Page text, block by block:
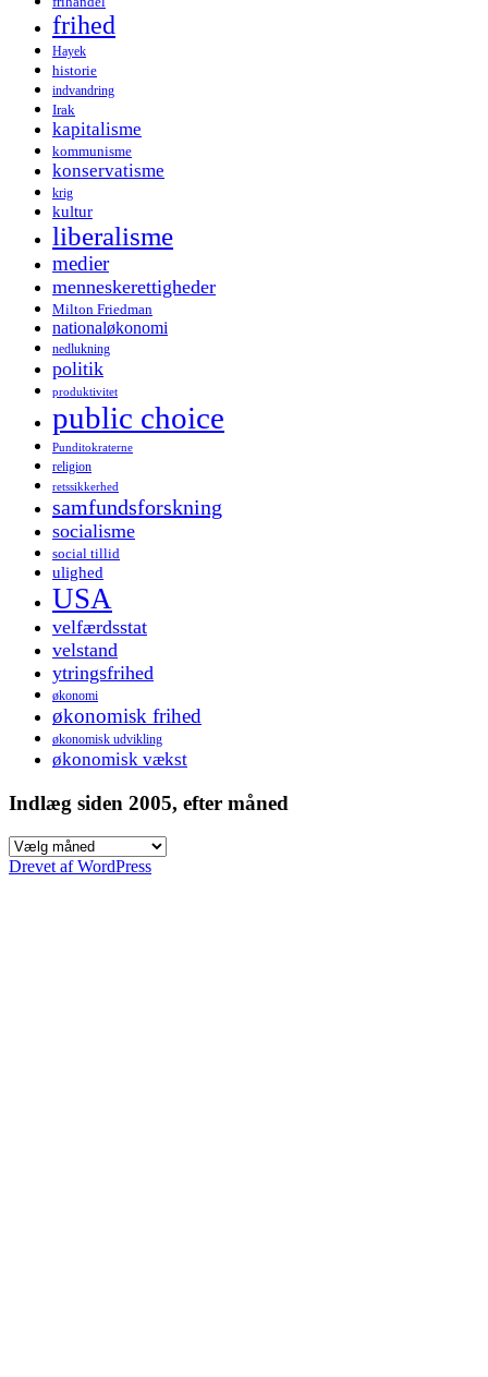
frihed
Hayek
historie
indvandring
Irak
kapitalisme
kommunisme
konservatisme
krig
kultur
liberalisme
medier
menneskerettigheder
Milton Friedman
nationaløkonomi
nedlukning
politik
produktivitet
public choice
Punditokraterne
religion
retssikkerhed
samfundsforskning
socialisme
social tillid
ulighed
USA
velfærdsstat
velstand
ytringsfrihed
økonomi
økonomisk frihed
økonomisk udvikling
økonomisk vækst
Indlæg siden 2005, efter måned
Indlæg
siden
Drevet af WordPress